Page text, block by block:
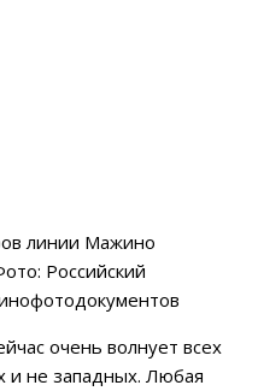
линии Мажино
Российский
очень волнует всех
и не западных. Любая